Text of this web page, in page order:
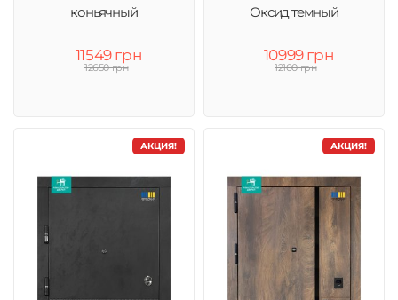
коньячный
11549 грн
12650 грн
Оксид темный
10999 грн
12100 грн
АКЦИЯ! АКЦИЯ!